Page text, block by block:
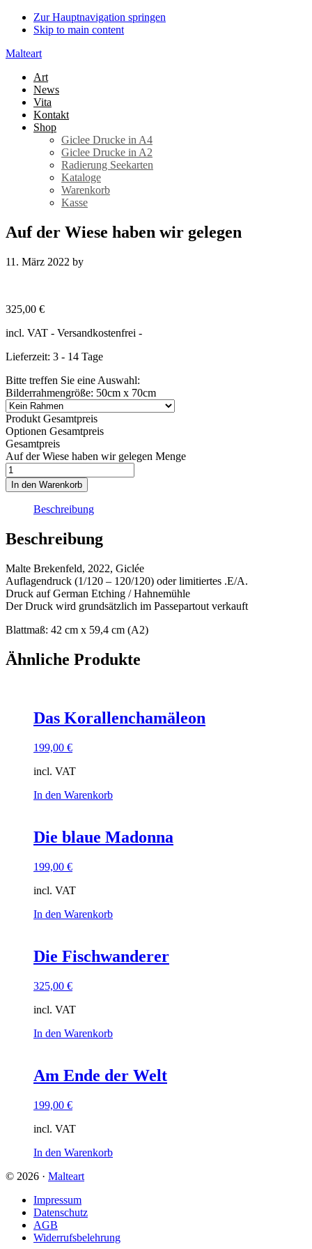
Zur Hauptnavigation springen
Skip to main content
Malteart
Art
News
Vita
Kontakt
Shop
Giclee Drucke in A4
Giclee Drucke in A2
Radierung Seekarten
Kataloge
Warenkorb
Kasse
Auf der Wiese haben wir gelegen
11. März 2022 by
325,00 €
incl. VAT - Versandkostenfrei -
Lieferzeit: 3 - 14 Tage
Bitte treffen Sie eine Auswahl:
Bilderrahmengröße: 50cm x 70cm
Produkt Gesamtpreis
Optionen Gesamtpreis
Gesamtpreis
Auf der Wiese haben wir gelegen Menge
In den Warenkorb
Beschreibung
Beschreibung
Malte Brekenfeld, 2022, Giclée
Auflagendruck (1/120 – 120/120) oder limitiertes .E/A.
Druck auf German Etching / Hahnemühle
Der Druck wird grundsätzlich im Passepartout verkauft
Blattmaß: 42 cm x 59,4 cm (A2)
Ähnliche Produkte
Das Korallenchamäleon
199,00 €
incl. VAT
In den Warenkorb
Die blaue Madonna
199,00 €
incl. VAT
In den Warenkorb
Die Fischwanderer
325,00 €
incl. VAT
In den Warenkorb
Am Ende der Welt
199,00 €
incl. VAT
In den Warenkorb
© 2026 · Malteart
Impressum
Datenschutz
AGB
Widerrufsbelehrung